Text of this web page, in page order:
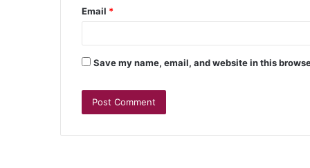
Email *
Save my name, email, and website in this